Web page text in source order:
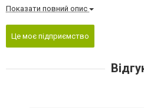
Показати повний опис
Це моє підприємство